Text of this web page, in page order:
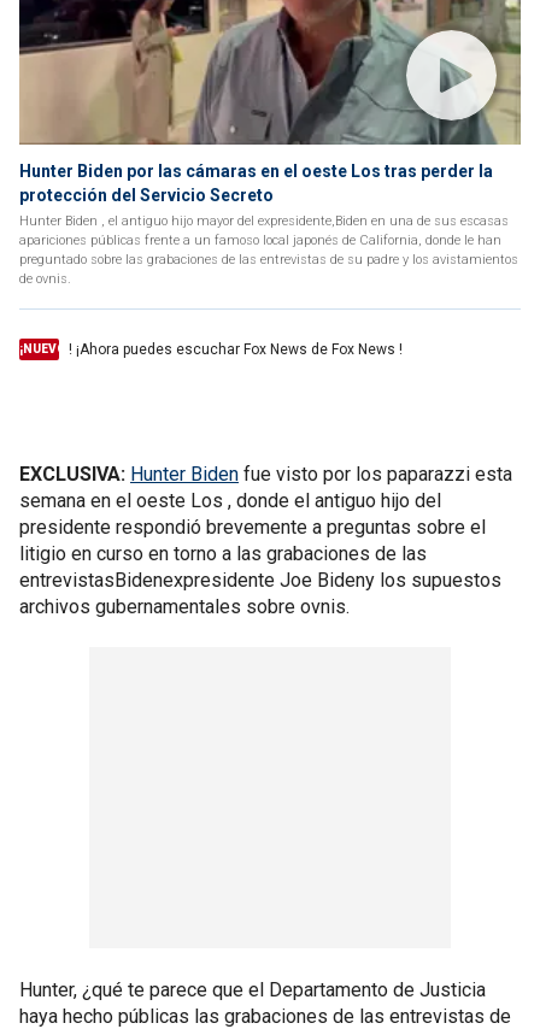
Hunter Biden por las cámaras en el oeste Los tras perder la
protección del Servicio Secreto
Hunter Biden , el antiguo hijo mayor del expresidente,Biden en una de sus escasas
apariciones públicas frente a un famoso local japonés de California, donde le han
preguntado sobre las grabaciones de las entrevistas de su padre y los avistamientos
de ovnis.
¡NUEVO ! ¡Ahora puedes escuchar Fox News de Fox News !
EXCLUSIVA: Hunter Biden fue visto por los paparazzi esta
semana en el oeste Los , donde el antiguo hijo del
presidente respondió brevemente a preguntas sobre el
litigio en curso en torno a las grabaciones de las
entrevistasBidenexpresidente Joe Bideny los supuestos
archivos gubernamentales sobre ovnis.
Hunter, ¿qué te parece que el Departamento de Justicia
haya hecho públicas las grabaciones de las entrevistas de